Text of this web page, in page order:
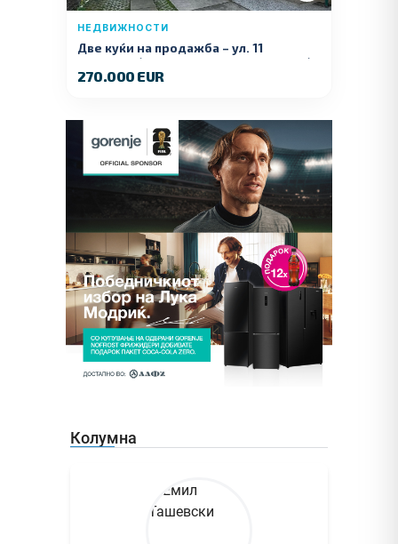
НЕДВИЖНОСТИ
Две куќи на продажба – ул. 11
Ноември (Наспроти Селман Туризам)
270.000 EUR
Колумна